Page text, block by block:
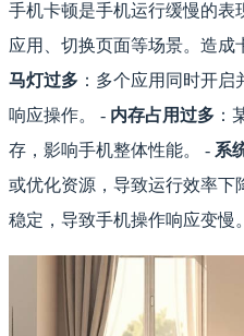
手机卡顿是手机运行缓慢的表
应用、切换页面等场景。造成
马灯过多 ：多个应用同时开
响应操作。 - 内存占用过多 ：
存，影响手机整体性能。 - 系
或优化资源，导致运行效率下
稳定，导致手机操作响应变慢。